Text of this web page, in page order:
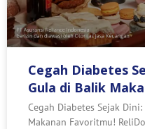
Cegah Diabetes
Gula di Balik
Cegah Diabetes Sejak
Makanan Favoritmu!